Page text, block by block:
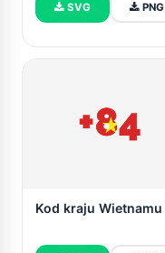
SVG PNG
Kod kraju Wietnamu